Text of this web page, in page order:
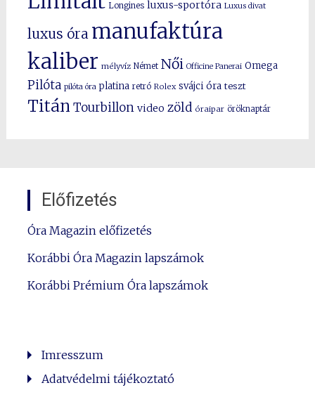
Longines luxus-sportóra Luxus divat
luxus óra manufaktúra
kaliber mélyvíz Német Női Officine Panerai Omega
Pilóta pilóta óra platina retró Rolex svájci óra teszt
Titán Tourbillon video zöld óraipar öröknaptár
Előfizetés
Óra Magazin előfizetés
Korábbi Óra Magazin lapszámok
Korábbi Prémium Óra lapszámok
Imresszum
Adatvédelmi tájékoztató